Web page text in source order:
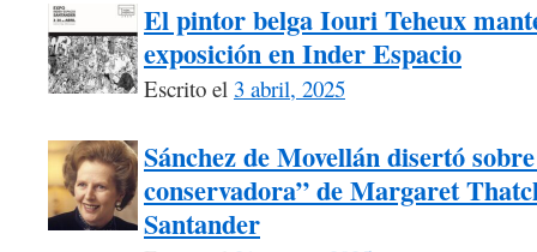
El pintor belga Iouri Teheux
exposición en Inder Espacio
Escrito el 3 abril, 2025
Sánchez de Movellán disertó
conservadora” de Margaret
Santander